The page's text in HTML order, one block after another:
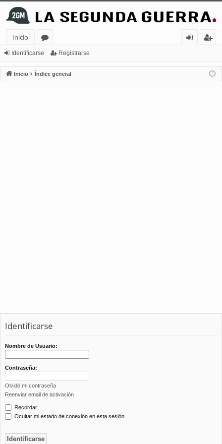
Inicio
or
os
nt
ifi
ist
ra
Identificarse Registrarse
Inicio Índice general
Identificarse
Nombre de Usuario:
Contraseña:
Olvidé mi contraseña
Reenviar email de activación
Recordar
Ocultar mi estado de conexión en esta sesión